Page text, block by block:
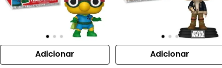
Adicionar Adicionar